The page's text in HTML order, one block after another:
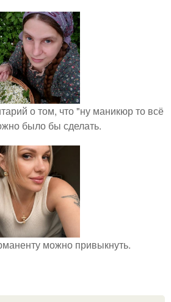
о том, что "ну маникюр то всё
было бы сделать.
можно привыкнуть.